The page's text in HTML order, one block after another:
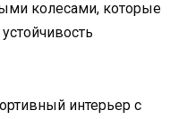
колесами, которые
интерьер с